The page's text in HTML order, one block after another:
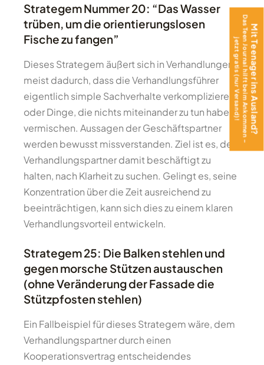
Strategem Nummer 20: “Das Wasser
trüben, um die orientierungslosen
Fische zu fangen”
Dieses Strategem äußert sich in Verhandlungen
meist dadurch, dass die Verhandlungsführer
eigentlich simple Sachverhalte verkomplizieren
oder Dinge, die nichts miteinander zu tun haben,
vermischen. Aussagen der Geschäftspartner
werden bewusst missverstanden. Ziel ist es, den
Verhandlungspartner damit beschäftigt zu
halten, nach Klarheit zu suchen. Gelingt es, seine
Konzentration über die Zeit ausreichend zu
beeinträchtigen, kann sich dies zu einem klaren
Verhandlungsvorteil entwickeln.
Strategem 25: Die Balken stehlen und
gegen morsche Stützen austauschen
(ohne Veränderung der Fassade die
Stützpfosten stehlen)
Ein Fallbeispiel für dieses Strategem wäre, dem
Verhandlungspartner durch einen
Kooperationsvertrag entscheidendes
Mit Teenager ins Ausland?
Das Teen Journal hilft beim Ankommen –
jetzt gratis (nur Versand)!